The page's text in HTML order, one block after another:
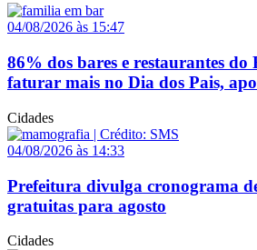
04/08/2026 às 15:47
86% dos bares e restaurantes do
faturar mais no Dia dos Pais,
Cidades
04/08/2026 às 14:33
Prefeitura divulga cronograma
gratuitas para agosto
Cidades